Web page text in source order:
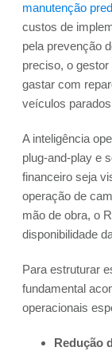
manutenção
custos de
pela prevenção
preciso, o
gastar com
veículos
A inteligência
plug-and-play e
financeiro seja
operação de
mão de obra, o
disponibilidade
Para estruturar
fundamental
operacionais
Redução